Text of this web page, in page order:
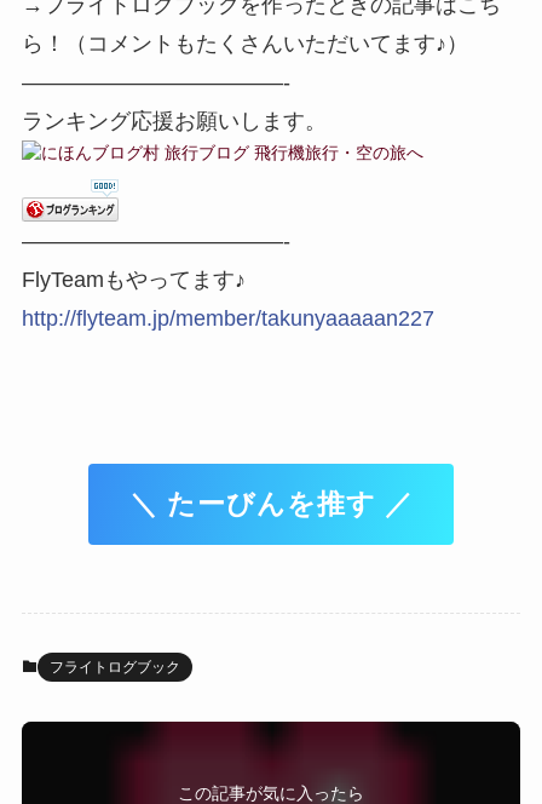
→フライトログブックを作ったときの記事はこち
ら！（コメントもたくさんいただいてます♪）
————————————-
ランキング応援お願いします。
————————————-
FlyTeamもやってます♪
http://flyteam.jp/member/takunyaaaaan227
＼ たーびんを推す ／
フライトログブック
この記事が気に入ったら